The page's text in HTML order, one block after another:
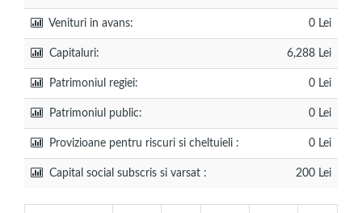
Venituri in avans: 0 Lei
Capitaluri: 6,288 Lei
Patrimoniul regiei: 0 Lei
Patrimoniul public: 0 Lei
Provizioane pentru riscuri si cheltuieli : 0 Lei
Capital social subscris si varsat : 200 Lei